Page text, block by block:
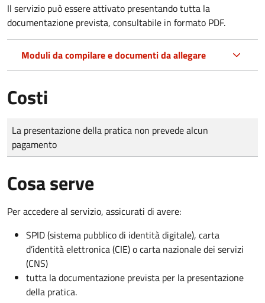
Il servizio può essere attivato presentando tutta la
documentazione prevista, consultabile in formato PDF.
Moduli da compilare e documenti da allegare
Costi
Tipo di pagamento
Importo
La presentazione della pratica non prevede alcun
pagamento
Cosa serve
Per accedere al servizio, assicurati di avere:
SPID (sistema pubblico di identità digitale), carta
d’identità elettronica (CIE) o carta nazionale dei servizi
(CNS)
tutta la documentazione prevista per la presentazione
della pratica.